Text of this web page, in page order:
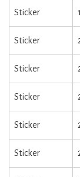
Sticker
Sticker
Sticker
Sticker
Sticker
Sticker